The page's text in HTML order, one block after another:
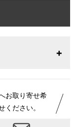
身丈
約152cm
4尺
お取り寄せ希
ください。